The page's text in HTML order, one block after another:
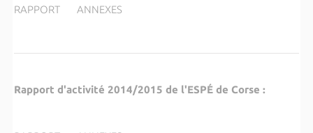
RAPPORT ANNEXES
Rapport d'activité 2014/2015 de l'ESPÉde Corse :